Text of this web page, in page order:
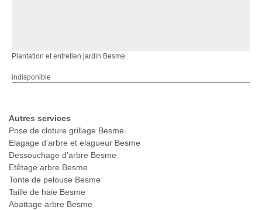
Plantation et entretien jardin Besme
indisponible
Autres services
Pose de cloture grillage Besme
Elagage d'arbre et elagueur Besme
Dessouchage d'arbre Besme
Etêtage arbre Besme
Tonte de pelouse Besme
Taille de haie Besme
Abattage arbre Besme